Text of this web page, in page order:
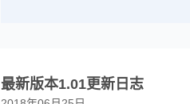
最新版本1.01更新日志